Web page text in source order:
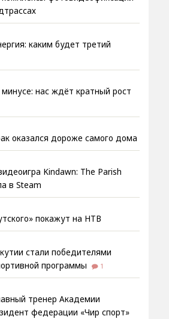
каким будет третий
минусе: нас ждёт кратный рост
оказался дороже самого дома
Kindawn: The Parish
в Steam
покажут на НТВ
стали победителями
программы
1
тренер Академии
федерации «Чир спорт»